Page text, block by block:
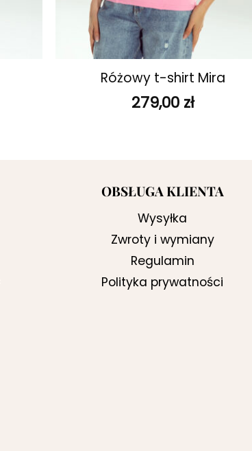
Różowy t-shirt Mira
279,00 zł
OBSŁUGA KLIENTA
Wysyłka
Zwroty i wymiany
Regulamin
Polityka prywatności